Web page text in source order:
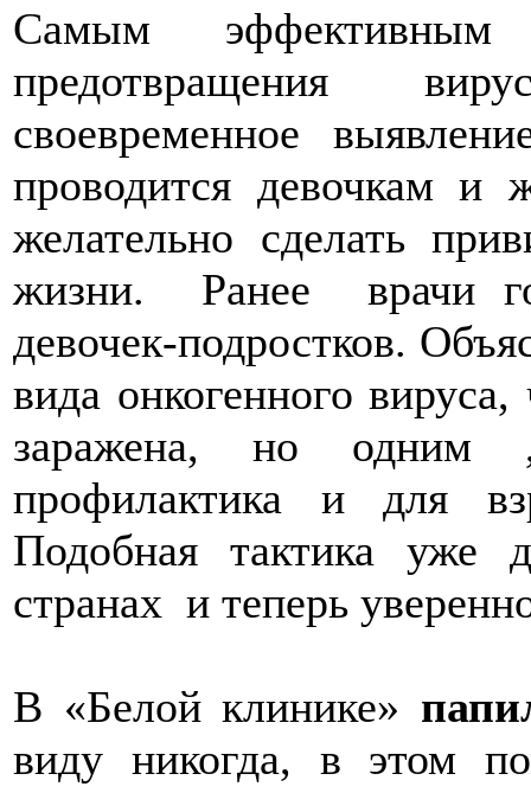
Самым
предотвращения
своевременное
проводится девочкам
желательно сделать
жизни. Ранее врачи
девочек-подростков.
вида онкогенного
заражена, но одним
профилактика и для
Подобная тактика уже
странах и теперь
В «Белой клинике»
виду никогда, в этом